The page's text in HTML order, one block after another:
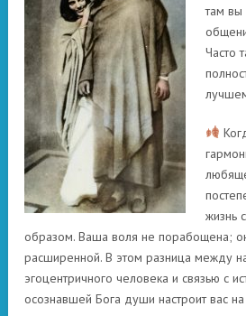
там
Часто
жизнь
образом. Ваша воля не порабощена;
расширенной. В этом разница между
эгоцентричного человека и связью с
осознавшей Бога души настроит вас на